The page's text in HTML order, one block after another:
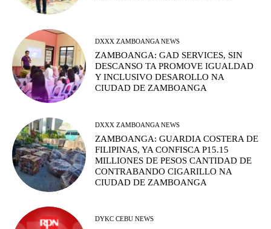
DXXX ZAMBOANGA NEWS
ZAMBOANGA: GAD SERVICES, SIN
DESCANSO TA PROMOVE IGUALDAD
Y INCLUSIVO DESAROLLO NA
CIUDAD DE ZAMBOANGA
DXXX ZAMBOANGA NEWS
ZAMBOANGA: GUARDIA COSTERA DE
FILIPINAS, YA CONFISCA P15.15
MILLIONES DE PESOS CANTIDAD DE
CONTRABANDO CIGARILLO NA
CIUDAD DE ZAMBOANGA
DYKC CEBU NEWS